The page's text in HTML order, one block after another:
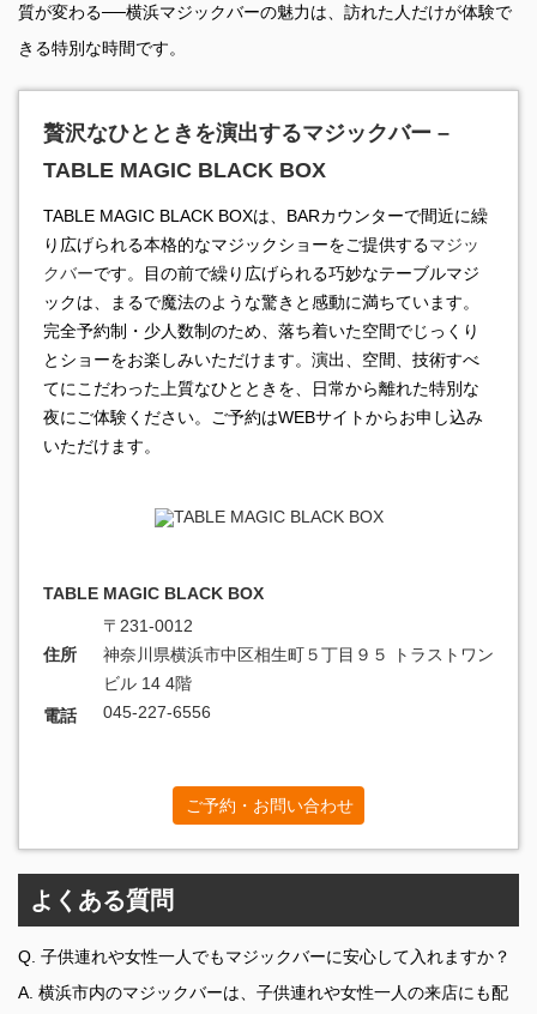
質が変わる──横浜マジックバーの魅力は、訪れた人だけが体験で
きる特別な時間です。
贅沢なひとときを演出するマジックバー –
TABLE MAGIC BLACK BOX
TABLE MAGIC BLACK BOXは、BARカウンターで間近に繰
り広げられる本格的なマジックショーをご提供するマジッ
クバーです。目の前で繰り広げられる巧妙なテーブルマジ
ックは、まるで魔法のような驚きと感動に満ちています。
完全予約制・少人数制のため、落ち着いた空間でじっくり
とショーをお楽しみいただけます。演出、空間、技術すべ
てにこだわった上質なひとときを、日常から離れた特別な
夜にご体験ください。ご予約はWEBサイトからお申し込み
いただけます。
TABLE MAGIC BLACK BOX
住所
〒231-0012
神奈川県横浜市中区相生町５丁目９５ トラストワン
ビル 14 4階
電話
045-227-6556
ご予約・お問い合わせ
よくある質問
Q. 子供連れや女性一人でもマジックバーに安心して入れますか？
A. 横浜市内のマジックバーは、子供連れや女性一人の来店にも配